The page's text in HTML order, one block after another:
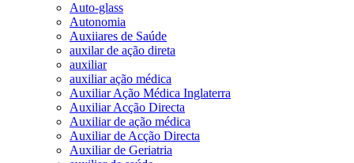
Auto-glass
Autonomia
Auxiiares de Saúde
auxilar de ação direta
auxiliar
auxiliar ação médica
Auxiliar Ação Médica Inglaterra
Auxiliar Acção Directa
Auxiliar de ação médica
Auxiliar de Acção Directa
Auxiliar de Geriatria